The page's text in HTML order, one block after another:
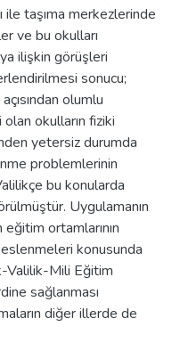
ile taşıma merkezlerinde
ve bu okulları
ilişkin görüşleri
sonucu;
olumlu
okulların fiziki
yetersiz durumda
problemlerinin
bu konularda
Uygulamanın
ortamlarının
konusunda
Valilik-Mili Eğitim
sağlanması
diğer illerde de